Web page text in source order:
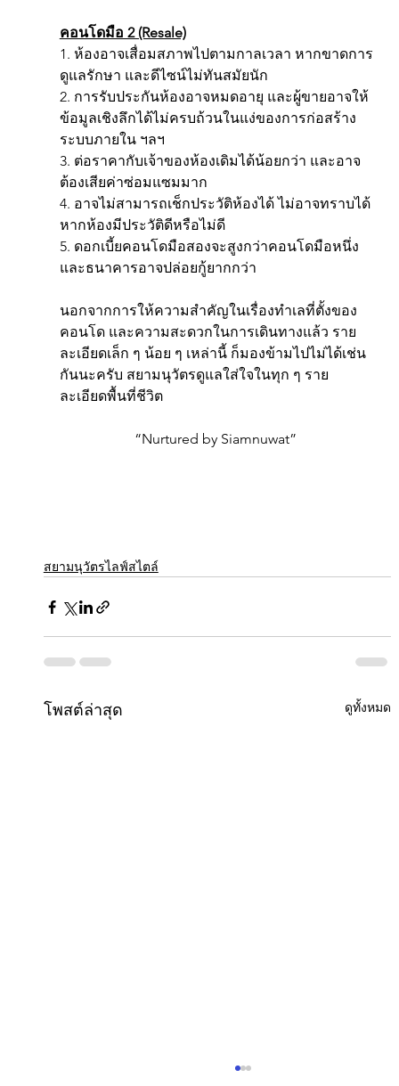
คอนโดมือ 2 (Resale)
1. ห้องอาจเสื่อมสภาพไปตามกาลเวลา หากขาดการ
ดูแลรักษา และดีไซน์ไม่ทันสมัยนัก
2. การรับประกันห้องอาจหมดอายุ และผู้ขายอาจให้
ข้อมูลเชิงลึกได้ไม่ครบถ้วนในแง่ของการก่อสร้าง
ระบบภายใน ฯลฯ
3. ต่อราคากับเจ้าของห้องเดิมได้น้อยกว่า และอาจ
ต้องเสียค่าซ่อมแซมมาก
4. อาจไม่สามารถเช็กประวัติห้องได้ ไม่อาจทราบได้
หากห้องมีประวัติดีหรือไม่ดี
5. ดอกเบี้ยคอนโดมือสองจะสูงกว่าคอนโดมือหนึ่ง
และธนาคารอาจปล่อยกู้ยากกว่า
นอกจากการให้ความสำคัญในเรื่องทำเลที่ตั้งของ
คอนโด และความสะดวกในการเดินทางแล้ว ราย
ละเอียดเล็ก ๆ น้อย ๆ เหล่านี้ ก็มองข้ามไปไม่ได้เช่น
กันนะครับ สยามนุวัตรดูแลใส่ใจในทุก ๆ ราย
ละเอียดพื้นที่ชีวิต
“Nurtured by Siamnuwat”
สยามนุวัตรไลฟ์สไตล์
โพสต์ล่าสุด ดูทั้งหมด